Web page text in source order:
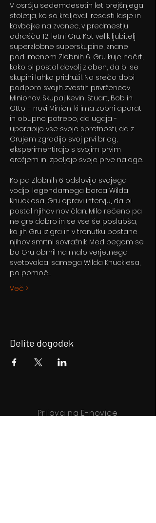
V osrčju sedemdesetih let prejšnjega
stoletja, ko so kraljevali resasti lasje in
kavbojke na zvonec, v predmestju
odrašča 12-letni Gru. Kot velik ljubitelj
superzlobne superskupine, znane
pod imenom Zlobnih 6, Gru kuje načrt,
kako bi postal dovolj zloben, da bi se
skupini lahko pridružil. Na srečo dobi
podporo svojih zvestih privržencev,
Minionov. Skupaj Kevin, Stuart, Bob in
Otto – novi Minion, ki ima zobni aparat
in obupno potrebo, da ugaja -
uporabijo vse svoje spretnosti, da z
Grujem zgradijo svoj prvi brlog,
eksperimentirajo s svojim prvim
orožjem in izpeljejo svoje prve naloge.
Ko pa Zlobnih 6 odslovijo svojega
vodjo, legendarnega borca Wilda
Knucklesa, Gru opravi intervju, da bi
postal njihov nov član. Milo rečeno pa
ne gre dobro in se vse še poslabša,
ko jih Gru izigra in v trenutku postane
njihov smrtni sovražnik. Med begom se
bo Gru obrnil na malo verjetnega
svetovalca, samega Wilda Knucklesa,
po pomoč…
Več >
Delite dogodek
Prijava na E-novice